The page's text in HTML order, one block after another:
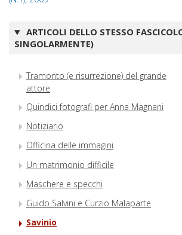
ARTICOLI DELLO STESSO
SINGOLARMENTE)
Tramonto (e risurrezione) del grande
attore
Quindici fotografi per Anna Magnani
Notiziario
Officina delle immagini
Un matrimonio difficile
Maschere e specchi
Guido Salvini e Curzio Malaparte
Savinio